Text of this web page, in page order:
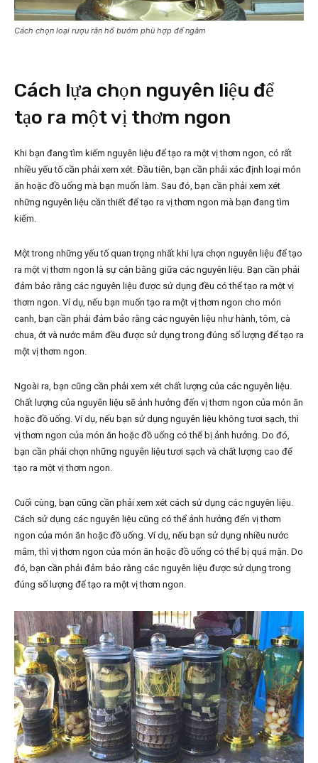
Cách chọn loại rượu rắn hổ bướm phù hợp để ngâm
Cách lựa chọn nguyên liệu để
tạo ra một vị thơm ngon
Khi bạn đang tìm kiếm nguyên liệu để tạo ra một vị thơm ngon, có rất
nhiều yếu tố cần phải xem xét. Đầu tiên, bạn cần phải xác định loại món
ăn hoặc đồ uống mà bạn muốn làm. Sau đó, bạn cần phải xem xét
những nguyên liệu cần thiết để tạo ra vị thơm ngon mà bạn đang tìm
kiếm.
Một trong những yếu tố quan trọng nhất khi lựa chọn nguyên liệu để tạo
ra một vị thơm ngon là sự cân bằng giữa các nguyên liệu. Bạn cần phải
đảm bảo rằng các nguyên liệu được sử dụng đều có thể tạo ra một vị
thơm ngon. Ví dụ, nếu bạn muốn tạo ra một vị thơm ngon cho món
canh, bạn cần phải đảm bảo rằng các nguyên liệu như hành, tôm, cà
chua, ớt và nước mắm đều được sử dụng trong đúng số lượng để tạo ra
một vị thơm ngon.
Ngoài ra, bạn cũng cần phải xem xét chất lượng của các nguyên liệu.
Chất lượng của nguyên liệu sẽ ảnh hưởng đến vị thơm ngon của món ăn
hoặc đồ uống. Ví dụ, nếu bạn sử dụng nguyên liệu không tươi sạch, thì
vị thơm ngon của món ăn hoặc đồ uống có thể bị ảnh hưởng. Do đó,
bạn cần phải chọn những nguyên liệu tươi sạch và chất lượng cao để
tạo ra một vị thơm ngon.
Cuối cùng, bạn cũng cần phải xem xét cách sử dụng các nguyên liệu.
Cách sử dụng các nguyên liệu cũng có thể ảnh hưởng đến vị thơm
ngon của món ăn hoặc đồ uống. Ví dụ, nếu bạn sử dụng nhiều nước
mắm, thì vị thơm ngon của món ăn hoặc đồ uống có thể bị quá mặn. Do
đó, bạn cần phải đảm bảo rằng các nguyên liệu được sử dụng trong
đúng số lượng để tạo ra một vị thơm ngon.